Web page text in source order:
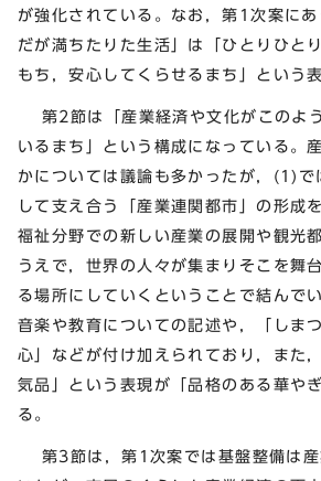
が強化されている。なお，第1次案に
だが満ちたりた生活」は「ひとりひと
もち，安心してくらせるまち」という
第2節は「産業経済や文化がこのよ
いるまち」という構成になっている。
かについては議論も多かったが，(1)で
して支え合う「産業連関都市」の形成
福祉分野での新しい産業の展開や観光
うえで，世界の人々が集まりそこを舞
る場所にしていくということで結んで
音楽や教育についての記述や，「しま
心」などが付け加えられており，また
気品」という表現が「品格のある華や
る。
第3節は，第1次案では基盤整備は産